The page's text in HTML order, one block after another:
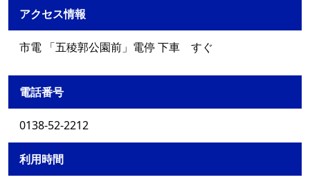
アクセス情報
市電 「五稜郭公園前」電停 下車 すぐ
電話番号
0138-52-2212
利用時間